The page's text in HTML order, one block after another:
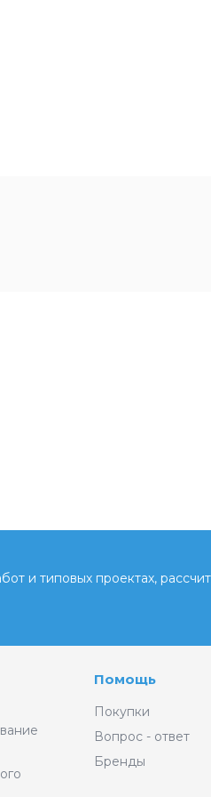
и типовых проектах,
Помощь
Покупки
Вопрос - ответ
Бренды